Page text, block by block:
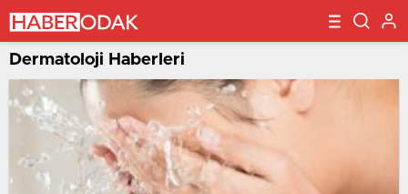
Dermatoloji Haberleri